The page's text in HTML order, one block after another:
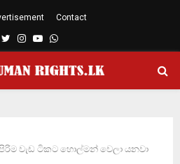
Contact
TwitterInstagram
YoutubeWhatsapp
වැඩ ටිකට හොල්මන් වෙලා යනවා